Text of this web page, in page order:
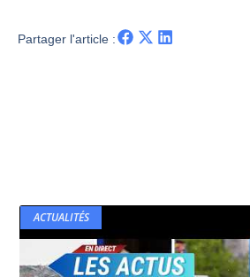
Partager l'article :
ACTUALITÉS